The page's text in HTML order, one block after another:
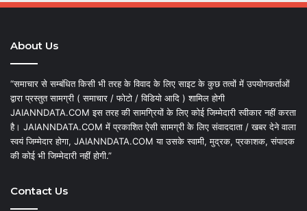
About Us
“समाचार से सम्बंधित किसी भी तरह के विवाद के लिए साइट के कुछ तत्वों में उपयोगकर्ताओं
द्वारा प्रस्तुत सामग्री ( समाचार / फोटो / विडियो आदि ) शामिल होगी
JAIANNDATA.COM इस तरह की सामग्रियों के लिए कोई जिम्मेदारी स्वीकार नहीं करता
है। JAIANNDATA.COM में प्रकाशित ऐसी सामग्री के लिए संवाददाता / खबर देने वाला
स्वयं जिम्मेदार होगा, JAIANNDATA.COM या उसके स्वामी, मुद्रक, प्रकाशक, संपादक
की कोई भी जिम्मेदारी नहीं होगी.”
Contact Us